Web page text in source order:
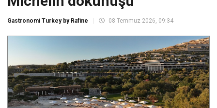
Gastronomi Turkey by Rafine 08 Temmuz 2026, 09:34